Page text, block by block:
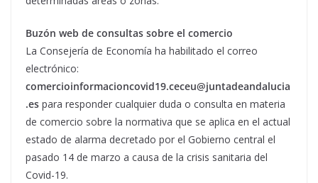
Buzón web de consultas sobre el comercio
La Consejería de Economía ha habilitado el correo
electrónico:
comercioinformacioncovid19.ceceu@juntadeandalucia
.es para responder cualquier duda o consulta en materia
de comercio sobre la normativa que se aplica en el actual
estado de alarma decretado por el Gobierno central el
pasado 14 de marzo a causa de la crisis sanitaria del
Covid-19.